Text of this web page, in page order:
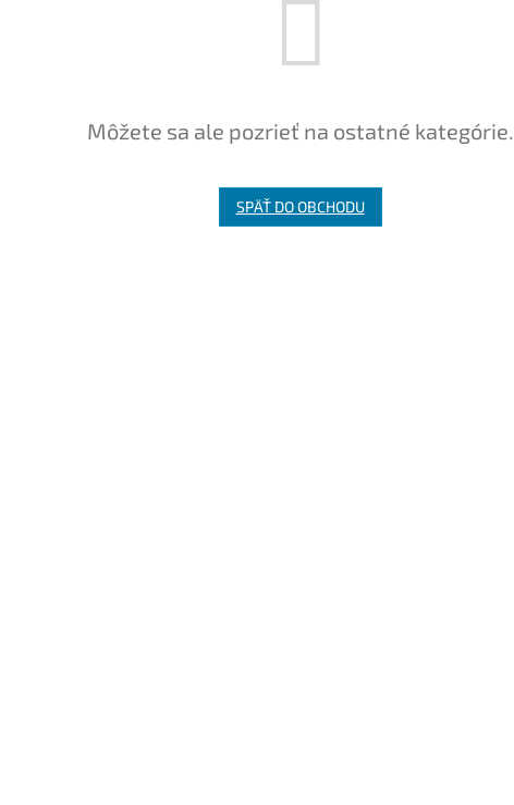
Môžete sa ale pozrieť na ostatné kategórie.
SPÄŤ DO OBCHODU